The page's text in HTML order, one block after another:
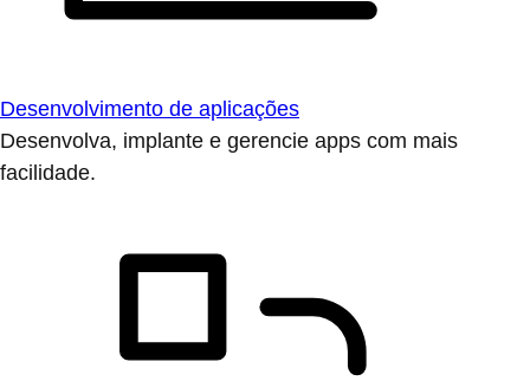
Desenvolvimento de aplicações
Desenvolva, implante e gerencie apps com mais
facilidade.